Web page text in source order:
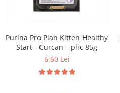
Purina Pro Plan Kitten Healthy
Start - Curcan – plic 85g
6,60 Lei